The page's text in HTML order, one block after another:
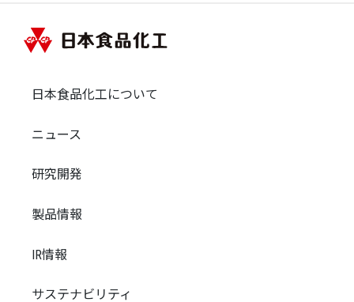
日本食品化工について
ニュース
研究開発
製品情報
IR情報
サステナビリティ